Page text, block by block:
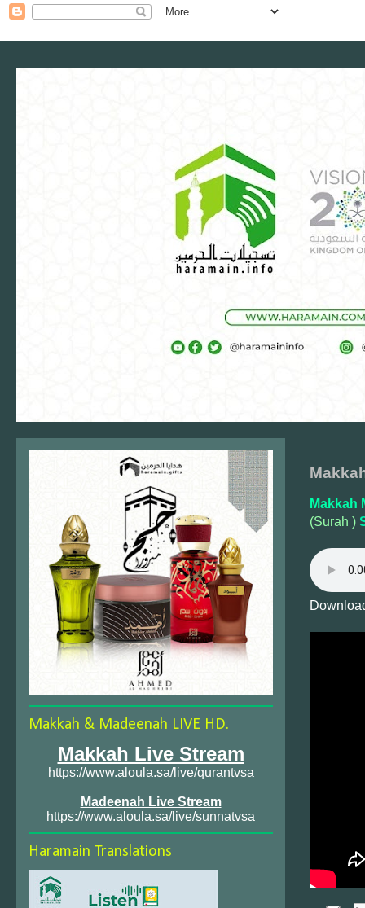
Makkah
(Surah )
Makkah & Madeenah LIVE HD.
Makkah Live Stream
https://www.aloula.sa/live/qurantvsa
Madeenah Live Stream
https://www.aloula.sa/live/sunnatvsa
Haramain Translations